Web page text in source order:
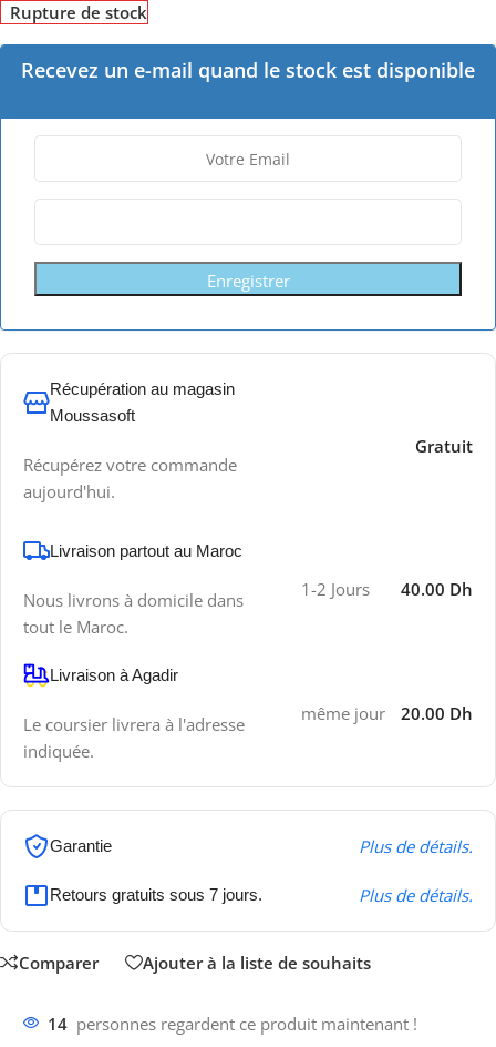
Rupture de stock
Recevez un e-mail quand le stock est disponible
Enregistrer
Récupération au magasin
Moussasoft
Récupérez votre commande
aujourd'hui.
Gratuit
Livraison partout au Maroc
Nous livrons à domicile dans
tout le Maroc.
1-2 Jours 40.00 Dh
Livraison à Agadir
Le coursier livrera à l'adresse
indiquée.
même jour 20.00 Dh
Garantie Plus de détails.
Retours gratuits sous 7 jours. Plus de détails.
Comparer Ajouter à la liste de souhaits
14 personnes regardent ce produit maintenant !